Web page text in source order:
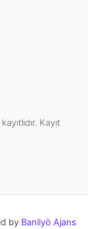
Kayıt
by Banliyö Ajans